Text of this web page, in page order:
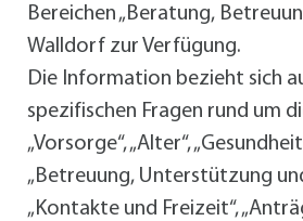
Bereichen „Beratung,
Walldorf zur Verfügung.
Die Information bezieht sich
spezifischen Fragen rund um
„Vorsorge“, „Alter“,
„Betreuung, Unterstützung
„Kontakte und Freizeit“,